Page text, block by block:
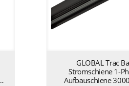
GLOBAL Trac
Stromschiene 1-
Aufbauschiene